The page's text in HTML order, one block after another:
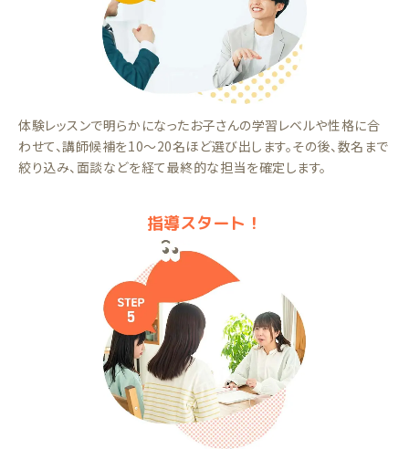
体験レッスンで明らかになったお子さんの学習レベルや性格に合
わせて、講師候補を10～20名ほど選び出します。その後、数名まで
絞り込み、面談などを経て最終的な担当を確定します。
指導スタート！